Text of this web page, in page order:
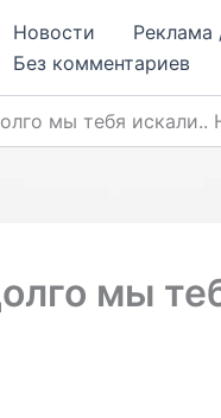
Новости Реклама
Без комментариев
мы тебя искали..
мы